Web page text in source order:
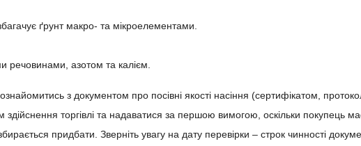
ґрунт макро- та мікроелементами.
речовинами, азотом та калієм.
з документом про посівні якості насіння (сертифікатом,
здійснення торгівлі та надаватися за першою вимогою, оскільки покупець
збирається придбати. Зверніть увагу на дату перевірки – строк чинності